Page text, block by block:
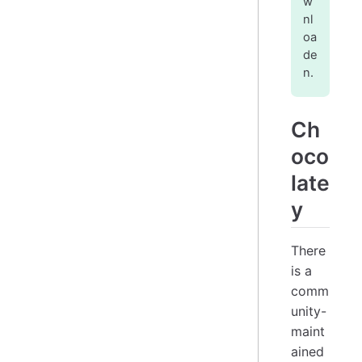
nl
oa
de
n.
Ch
oco
late
y
There
is a
comm
unity-
maint
ained